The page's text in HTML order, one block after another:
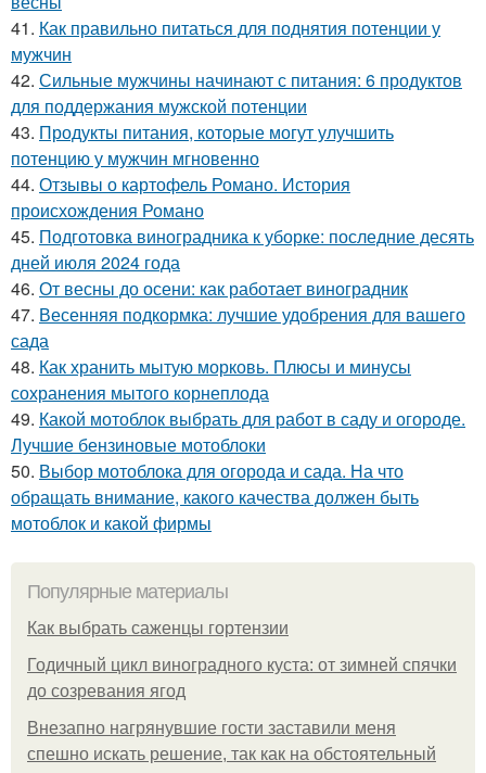
41. Как правильно питаться для поднятия потенции у
мужчин
42. Сильные мужчины начинают с питания: 6 продуктов
для поддержания мужской потенции
43. Продукты питания, которые могут улучшить
потенцию у мужчин мгновенно
44. Отзывы о картофель Романо. История
происхождения Романо
45. Подготовка виноградника к уборке: последние десять
дней июля 2024 года
46. От весны до осени: как работает виноградник
47. Весенняя подкормка: лучшие удобрения для вашего
сада
48. Как хранить мытую морковь. Плюсы и минусы
сохранения мытого корнеплода
49. Какой мотоблок выбрать для работ в саду и огороде.
Лучшие бензиновые мотоблоки
50. Выбор мотоблока для огорода и сада. На что
обращать внимание, какого качества должен быть
мотоблок и какой фирмы
Популярные материалы
Как выбрать саженцы гортензии
Годичный цикл виноградного куста: от зимней спячки
до созревания ягод
Внезапно нагрянувшие гости заставили меня
спешно искать решение, так как на обстоятельный